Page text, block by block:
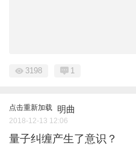
3198 1
点击重新加载 明曲
2018-12-13 12:06
量子纠缠产生了意识？